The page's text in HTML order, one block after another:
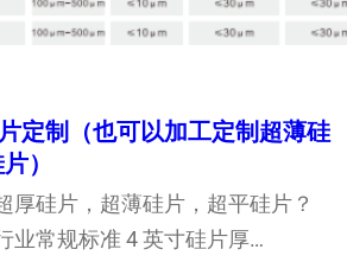
定制（也可以加工定制超薄硅
）
厚硅片，超薄硅片，超平硅片？
业常规标准 4 英寸硅片厚…